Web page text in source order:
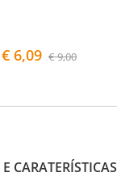
€ 6,09 € 9,00
CARATERÍSTICAS